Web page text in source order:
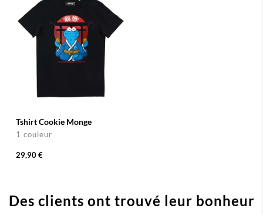
Tshirt Cookie Monge
1 couleur
29,90 €
Des clients ont trouvé leur bonheur